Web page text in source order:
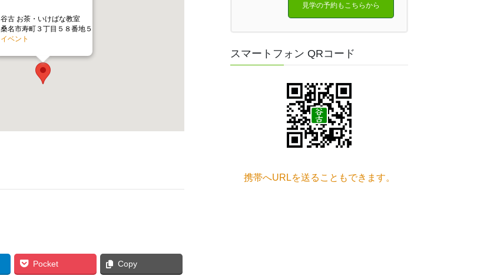
谷古 お茶・いけばな教室
桑名市寿町３丁目５８番地５
イベント
Pocket Copy
見学の予約もこちらから
スマートフォン QRコード
携帯へURLを送ることもできます。